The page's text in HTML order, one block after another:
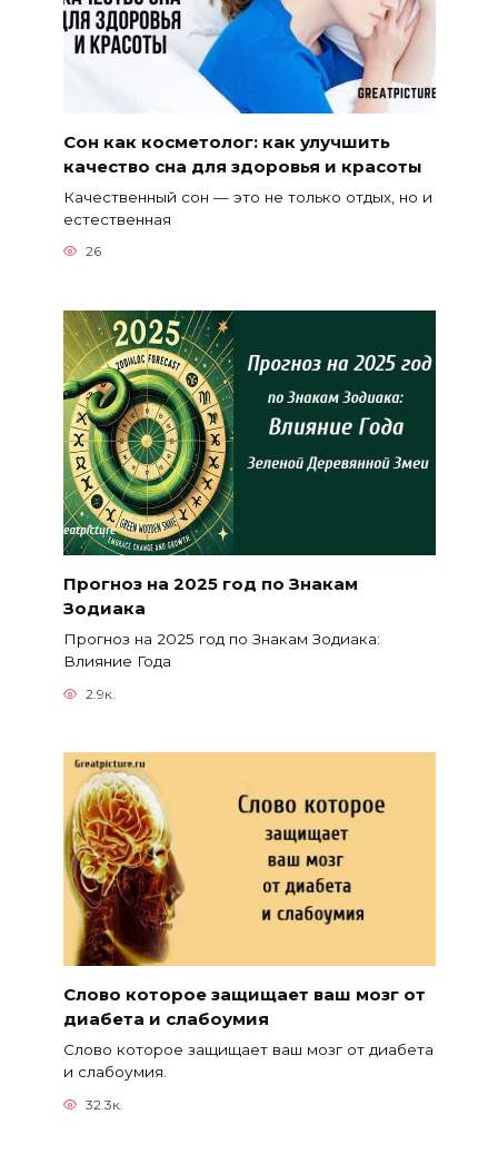
Сон как косметолог: как улучшить
качество сна для здоровья и красоты
Качественный сон — это не только отдых, но и
естественная
26
Прогноз на 2025 год по Знакам
Зодиака
Прогноз на 2025 год по Знакам Зодиака:
Влияние Года
2.9к.
Слово которое защищает ваш мозг от
диабета и слабоумия
Слово которое защищает ваш мозг от диабета
и слабоумия.
32.3к.